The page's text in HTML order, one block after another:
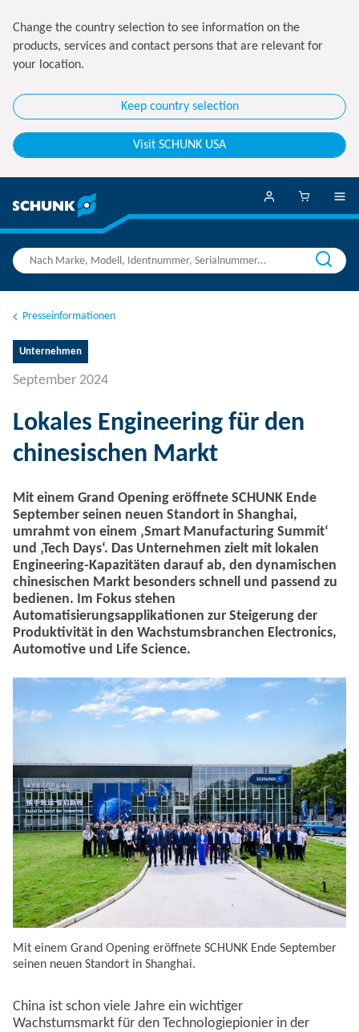
Change the country selection to see information on the
products, services and contact persons that are relevant for
your location.
Keep country selection
Visit SCHUNK USA
Presseinformationen
Unternehmen
September 2024
Lokales Engineering für den
chinesischen Markt
Mit einem Grand Opening eröffnete SCHUNK Ende
September seinen neuen Standort in Shanghai,
umrahmt von einem ‚Smart Manufacturing Summit‘
und ‚Tech Days‘. Das Unternehmen zielt mit lokalen
Engineering-Kapazitäten darauf ab, den dynamischen
chinesischen Markt besonders schnell und passend zu
bedienen. Im Fokus stehen
Automatisierungsapplikationen zur Steigerung der
Produktivität in den Wachstumsbranchen Electronics,
Automotive und Life Science.
Mit einem Grand Opening eröffnete SCHUNK Ende September
seinen neuen Standort in Shanghai.
China ist schon viele Jahre ein wichtiger
Wachstumsmarkt für den Technologiepionier in der